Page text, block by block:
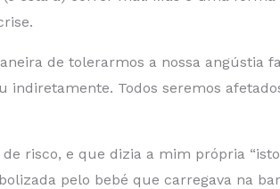
de tolerarmos a nossa angústia
Todos seremos
risco, e que dizia a mim própria
pelo bebé que carregava na